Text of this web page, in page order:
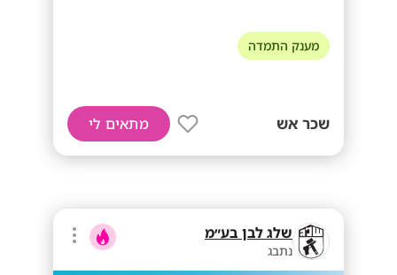
מענק התמדה
שכר אש מתאים לי
שלג לבן בע״מ
נתבג